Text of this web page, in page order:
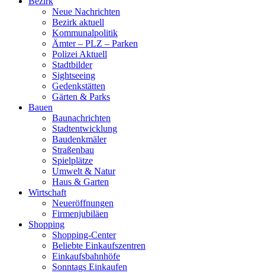
Neue Nachrichten
Bezirk aktuell
Kommunalpolitik
Ämter – PLZ – Parken
Polizei Aktuell
Stadtbilder
Sightseeing
Gedenkstätten
Gärten & Parks
Bauen
Baunachrichten
Stadtentwicklung
Baudenkmäler
Straßenbau
Spielplätze
Umwelt & Natur
Haus & Garten
Wirtschaft
Neueröffnungen
Firmenjubiläen
Shopping
Shopping-Center
Beliebte Einkaufszentren
Einkaufsbahnhöfe
Sonntags Einkaufen